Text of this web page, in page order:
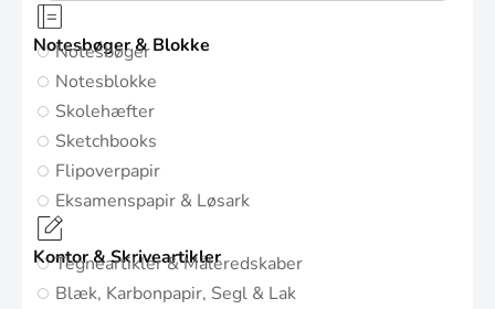
Notesbøger & Blokke
Notesbøger
Notesblokke
Skolehæfter
Sketchbooks
Flipoverpapir
Eksamenspapir & Løsark
Kontor & Skriveartikler
Tegneartikler & Måleredskaber
Blæk, Karbonpapir, Segl & Lak